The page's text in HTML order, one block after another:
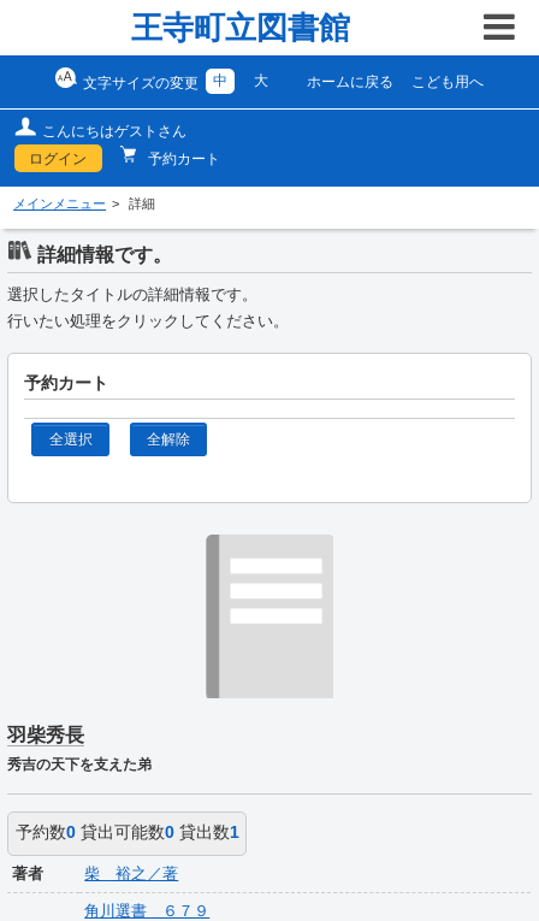
王寺町立図書館
文字サイズの変更 中 大 ホームに戻る こども用へ
こんにちはゲストさん
ログイン
予約カート
メインメニュー 詳細
詳細情報です。
選択したタイトルの詳細情報です。
行いたい処理をクリックしてください。
予約カート
全選択 全解除
羽柴秀長
秀吉の天下を支えた弟
予約数0貸出可能数0貸出数1
著者 柴 裕之／著
角川選書 ６７９